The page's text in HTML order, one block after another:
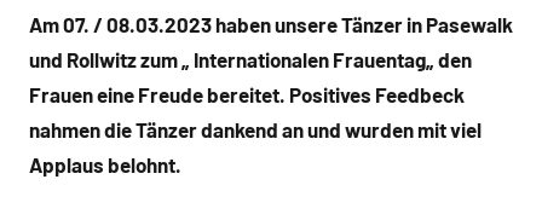
Am 07. / 08.03.2023 haben unsere Tänzer in Pasewalk
und Rollwitz zum „ Internationalen Frauentag„ den
Frauen eine Freude bereitet. Positives Feedbeck
nahmen die Tänzer dankend an und wurden mit viel
Applaus belohnt.